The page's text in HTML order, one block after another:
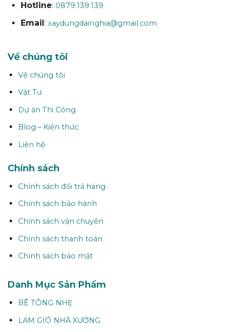
Hotline: 0879.139.139
Email: xaydungdainghia@gmail.com
Về chúng tôi
Về chúng tôi
Vật Tư
Dự án Thi Công
Blog – Kiến thức
Liên hệ
Chính sách
Chính sách đổi trả hàng
Chính sách bảo hành
Chính sách vận chuyển
Chính sách thanh toán
Chính sách bảo mật
Danh Mục Sản Phẩm
BÊ TÔNG NHẸ
LAM GIÓ NHÀ XƯỞNG